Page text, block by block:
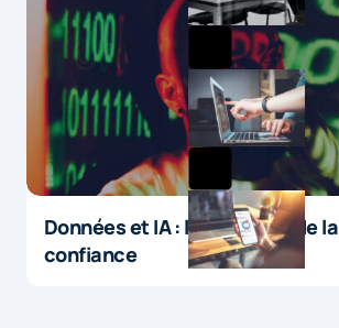
Données et IA : le paradoxe de la
confiance